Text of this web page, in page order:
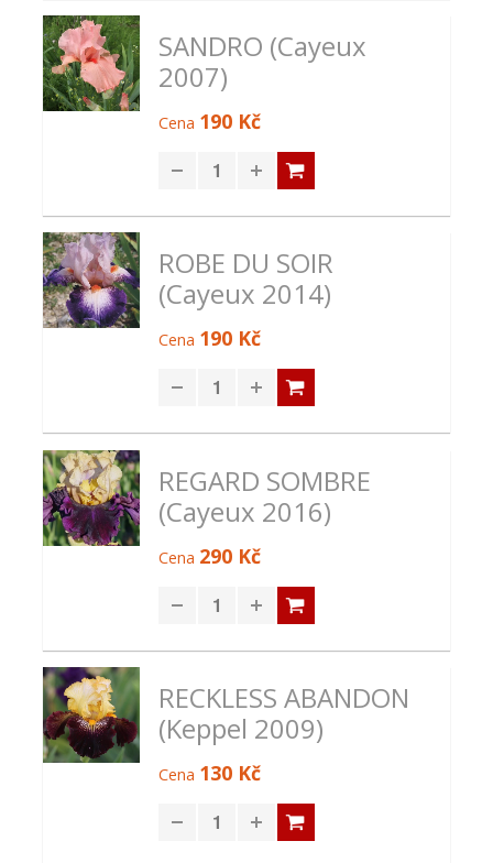
SANDRO (Cayeux
2007)
Cena 190 Kč
ROBE DU SOIR
(Cayeux 2014)
Cena 190 Kč
REGARD SOMBRE
(Cayeux 2016)
Cena 290 Kč
RECKLESS ABANDON
(Keppel 2009)
Cena 130 Kč